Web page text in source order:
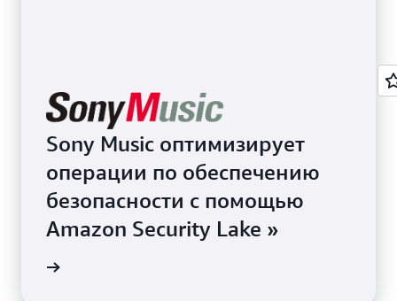
Sony Music оптимизирует
операции по обеспечению
безопасности с помощью
Amazon Security Lake »